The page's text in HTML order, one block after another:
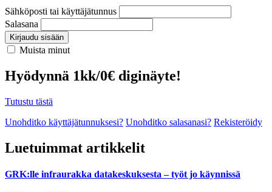
Sähköposti tai käyttäjätunnus
Salasana
Kirjaudu sisään
Muista minut
Hyödynnä 1kk/0€ diginäyte!
Tutustu tästä
Unohditko käyttäjätunnuksesi? Unohditko salasanasi? Rekisteröidy
Luetuimmat artikkelit
GRK:lle infraurakka datakeskuksesta – työt jo käynnissä